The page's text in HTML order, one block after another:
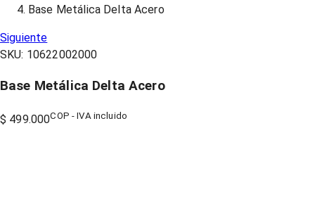
Base Metálica Delta Acero
Siguiente
SKU: 10622002000
Base Metálica Delta Acero
$ 499.000COP - IVA incluido